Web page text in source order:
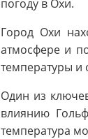
погоду в Охи.
Город Охи
атмосфере и
температуры и
Один из
влиянию
температура